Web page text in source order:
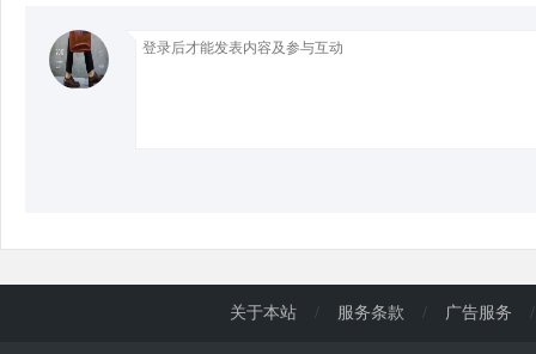
关于本站 / 服务条款 / 广告服务 /